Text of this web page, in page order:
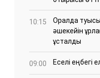
10:15
Оралда
әшекейін
ұсталды
09:00 Еселі еңбегі